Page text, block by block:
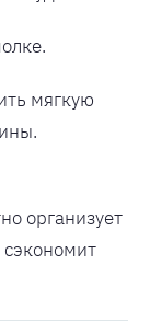
мягкую
организует